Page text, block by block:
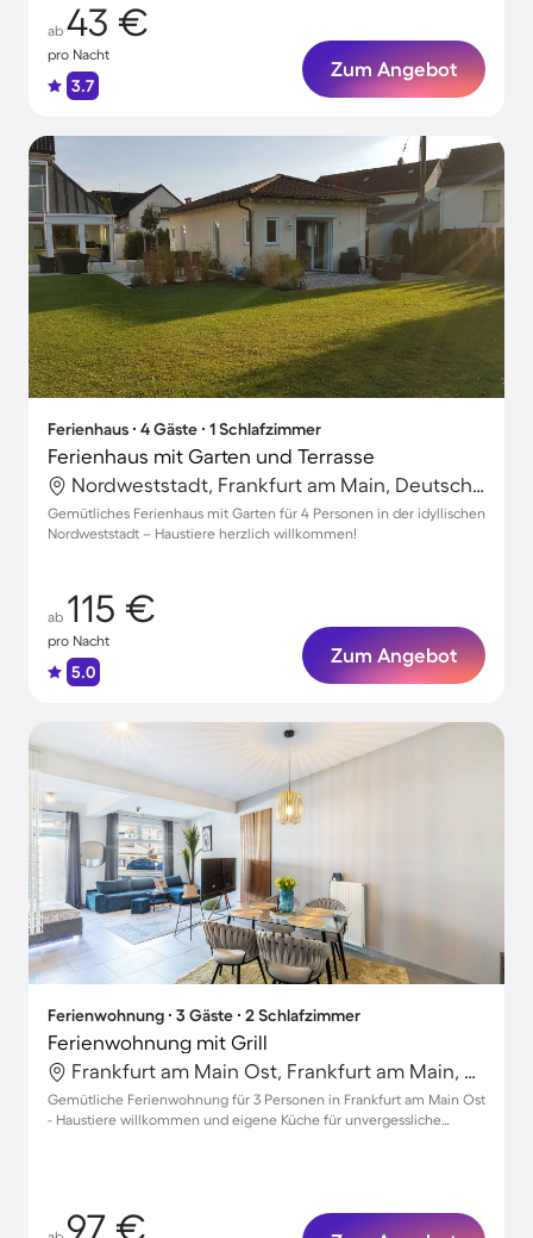
ab 43 €
pro Nacht
3.7
Zum Angebot
Ferienhaus ∙ 4 Gäste ∙ 1 Schlafzimmer
Ferienhaus mit Garten und Terrasse
Nordweststadt, Frankfurt am Main, Deutschland
Gemütliches Ferienhaus mit Garten für 4 Personen in der idyllischen
Nordweststadt – Haustiere herzlich willkommen!
ab 115 €
pro Nacht
5.0
Zum Angebot
Ferienwohnung ∙ 3 Gäste ∙ 2 Schlafzimmer
Ferienwohnung mit Grill
Frankfurt am Main Ost, Frankfurt am Main, Deutschland
Gemütliche Ferienwohnung für 3 Personen in Frankfurt am Main Ost
- Haustiere willkommen und eigene Küche für unvergessliche
97 €